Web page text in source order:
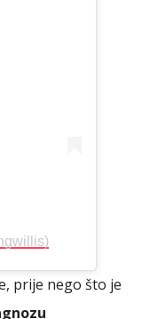
prije nego što je